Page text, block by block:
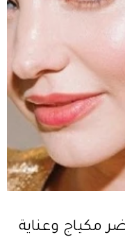
19 مستحضر مكياج وعناية